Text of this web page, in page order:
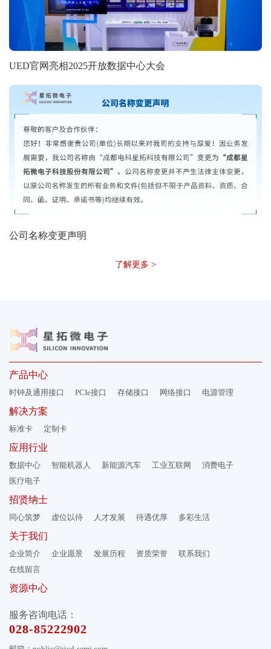
UED官网亮相2025开放数据中心大会
公司名称变更声明
了解更多 >
产品中心
时钟及通用接口 PCIe接口 存储接口 网络接口 电源管理
解决方案
标准卡 定制卡
应用行业
数据中心 智能机器人 新能源汽车 工业互联网
消费电子
医疗电子
招贤纳士
同心筑梦 虚位以待 人才发展 待遇优厚 多彩生活
关于我们
企业简介 企业愿景 发展历程 资质荣誉
联系我们
在线留言
资源中心
服务咨询电话：
028-85222902